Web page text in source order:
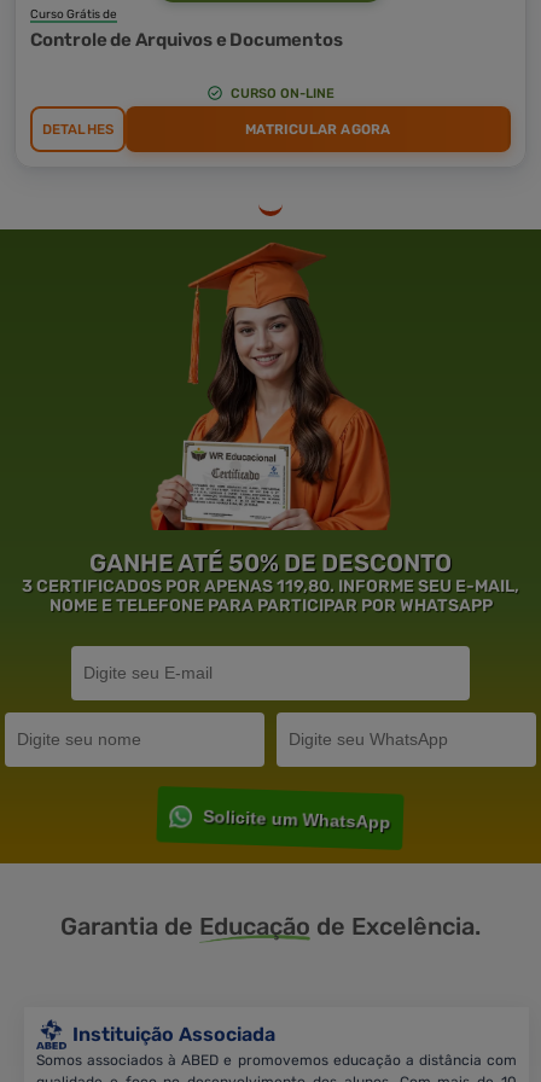
Curso Grátis de
Controle de Arquivos e Documentos
CURSO ON-LINE
DETALHES MATRICULAR AGORA
GANHE ATÉ 50% DE DESCONTO
3 CERTIFICADOS POR APENAS 119,80. INFORME SEU E-MAIL,
NOME E TELEFONE PARA PARTICIPAR POR WHATSAPP
Solicite um WhatsApp
Garantia de Educação de Excelência.
Instituição Associada
Somos associados à ABED e promovemos educação a distância com